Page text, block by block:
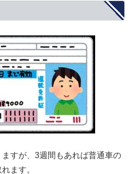
すが、3週間もあれば普通車の
ます。